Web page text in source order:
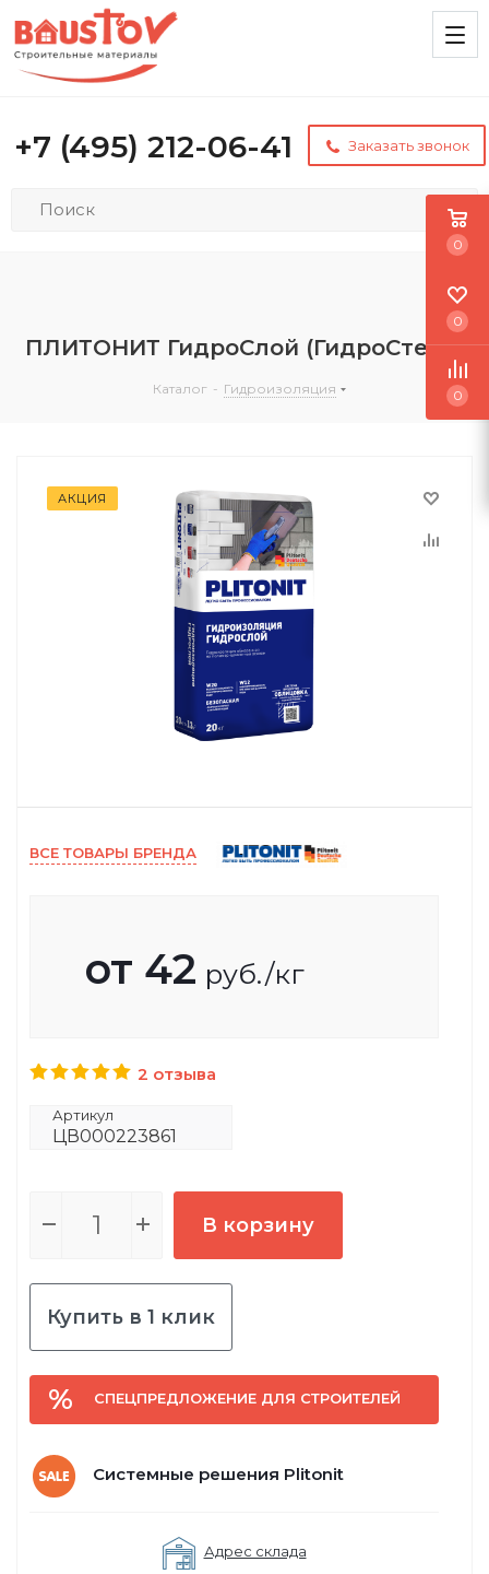
+7 (495) 212-06-41 Заказать звонок
ПЛИТОНИТ ГидроСлой (ГидроСтена)
Каталог - Гидроизоляция
АКЦИЯ
ВСЕ ТОВАРЫ БРЕНДА
от 42 руб./кг
2 отзыва
Артикул
ЦВ000223861
В корзину
Купить в 1 клик
СПЕЦПРЕДЛОЖЕНИЕ ДЛЯ СТРОИТЕЛЕЙ
Системные решения Plitonit
Адрес склада
0
0
0